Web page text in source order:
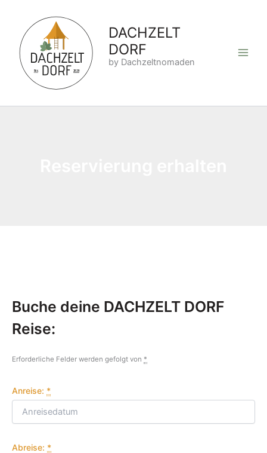
springen
DACHZELT
DORF
by Dachzeltnomaden
Buche deine DACHZELT DORF
Reise:
Erforderliche Felder werden gefolgt von *
Anreise: *
Abreise: *